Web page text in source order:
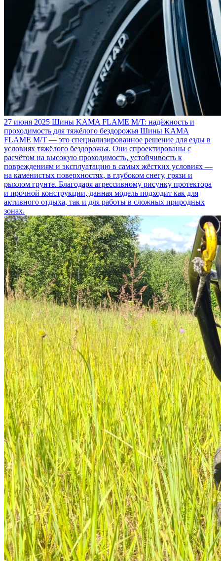
27 июня 2025 Шины KAMA FLAME M/T: надёжность и
проходимость для тяжёлого бездорожья Шины KAMA
FLAME M/T — это специализированное решение для езды в
условиях тяжёлого бездорожья. Они спроектированы с
расчётом на высокую проходимость, устойчивость к
повреждениям и эксплуатацию в самых жёстких условиях —
на каменистых поверхностях, в глубоком снегу, грязи и
рыхлом грунте. Благодаря агрессивному рисунку протектора
и прочной конструкции, данная модель подходит как для
активного отдыха, так и для работы в сложных природных
зонах.